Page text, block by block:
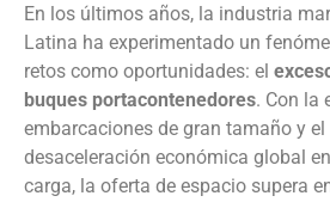
En los últimos años, la industria
Latina ha experimentado un
retos como oportunidades: el
buques portacontenedores. Con la
embarcaciones de gran tamaño y
desaceleración económica global
carga, la oferta de espacio supera